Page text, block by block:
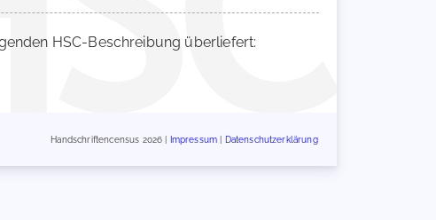
HSC-Beschreibung überliefert:
Handschriftencensus 2026 | Impressum Datenschutzerklärung